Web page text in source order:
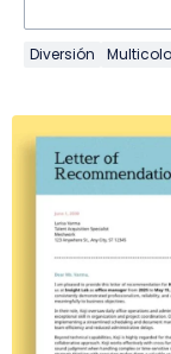
Diversión